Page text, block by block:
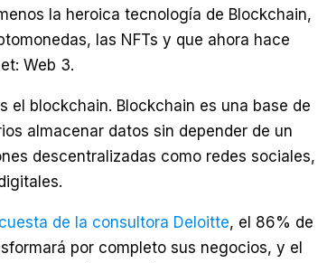
la heroica tecnología de Blockchain,
las NFTs y que ahora hace
Web 3.
el blockchain. Blockchain es una base de
almacenar datos sin depender de un
descentralizadas como redes sociales,
de la consultora Deloitte, el 86% de
por completo sus negocios, y el